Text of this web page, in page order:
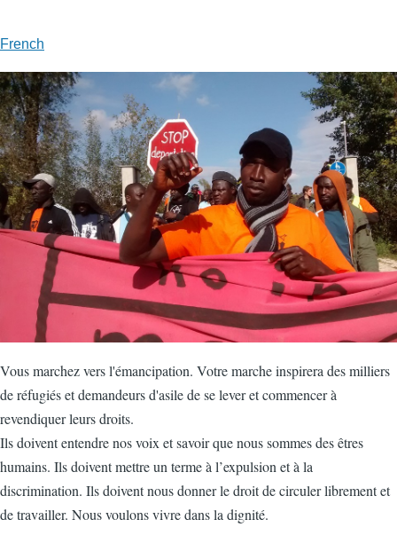
French
Vous marchez vers l'émancipation. Votre marche inspirera des milliers
de réfugiés et demandeurs d'asile de se lever et commencer à
revendiquer leurs droits.
Ils doivent entendre nos voix et savoir que nous sommes des êtres
humains. Ils doivent mettre un terme à l’expulsion et à la
discrimination. Ils doivent nous donner le droit de circuler librement et
de travailler. Nous voulons vivre dans la dignité.